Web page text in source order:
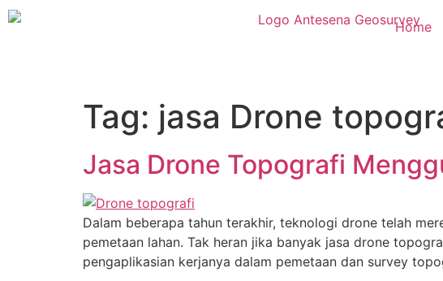
Home
Tag: jasa Drone
Jasa Drone Topografi
Dalam beberapa tahun terakhir, teknologi drone telah
pemetaan lahan. Tak heran jika banyak jasa drone
pengaplikasian kerjanya dalam pemetaan dan survey